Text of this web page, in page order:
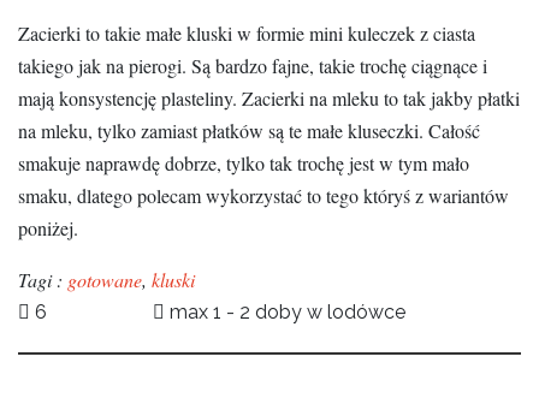
Zacierki to takie małe kluski w formie mini kuleczek z ciasta
takiego jak na pierogi. Są bardzo fajne, takie trochę ciągnące i
mają konsystencję plasteliny. Zacierki na mleku to tak jakby płatki
na mleku, tylko zamiast płatków są te małe kluseczki. Całość
smakuje naprawdę dobrze, tylko tak trochę jest w tym mało
smaku, dlatego polecam wykorzystać to tego któryś z wariantów
poniżej.
Tagi : gotowane, kluski
6 max 1 - 2 doby w lodówce